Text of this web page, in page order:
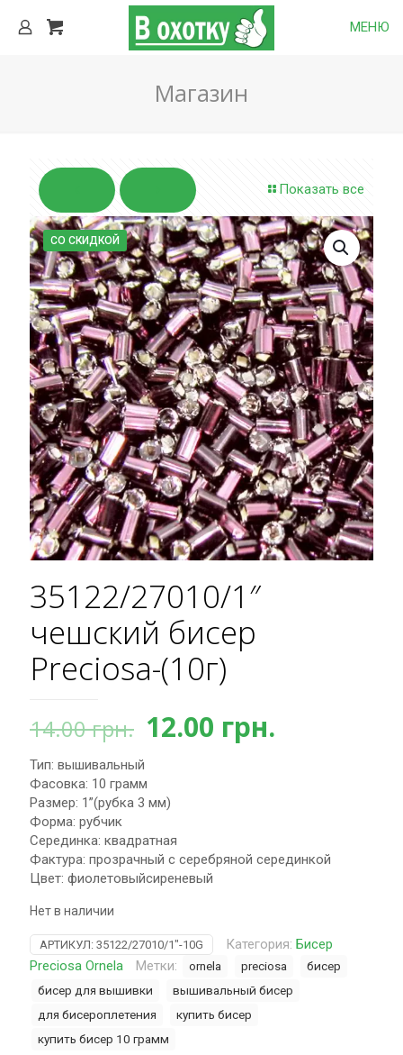
МЕНЮ
Магазин
Показать все
СО СКИДКОЙ
35122/27010/1″
чешский бисер
Preciosa-(10г)
14.00грн. Первоначальная
составляла
14.00 грн..
12.00 грн.
Тип: вышивальный
Фасовка: 10 грамм
Размер: 1”(рубка 3 мм)
Форма: рубчик
Серединка: квадратная
Фактура: прозрачный с серебряной серединкой
Цвет: фиолетовыйсиреневый
Нет в наличии
АРТИКУЛ: 35122/27010/1"-10G Категория: Бисер
Preciosa Ornela
Метки: ornela preciosa
бисер
бисер для вышивки
вышивальный бисер
для бисероплетения
купить бисер
купить бисер 10 грамм